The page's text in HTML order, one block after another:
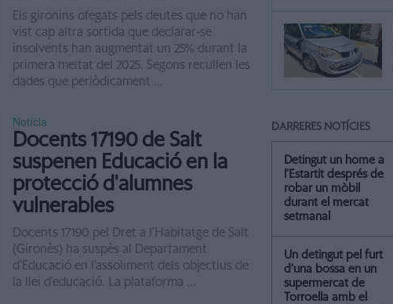
Els gironins ofegats pels deutes que no han
vist cap altra sortida que declarar-se
insolvents han augmentat un 25% durant la
primera meitat del 2025. Segons recullen les
dades que periòdicament ...
Notícia
Docents 17190 de Salt
suspenen Educació en la
protecció d'alumnes
vulnerables
Docents 17190 pel Dret a l’Habitatge de Salt
(Gironès) ha suspès al Departament
d’Educació en l’assoliment dels objectius de
la llei d’educació. La plataforma ...
DARRERES NOTÍCIES
Detingut un home a
l’Estartit després de
robar un mòbil
durant el mercat
setmanal
Un detingut pel furt
d’una bossa en un
supermercat de
Torroella amb el